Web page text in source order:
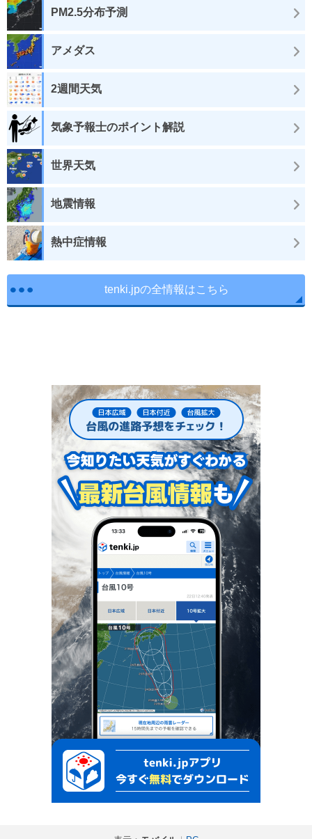
PM2.5分布予測
アメダス
2週間天気
気象予報士のポイント解説
世界天気
地震情報
熱中症情報
tenki.jpの全情報はこちら